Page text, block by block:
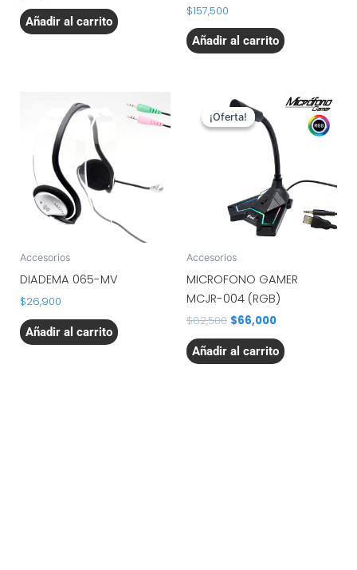
Añadir al carrito
$157,500
Añadir al carrito
Accesorios
DIADEMA 065-MV
$26,900
Añadir al carrito
¡Oferta!
¡Oferta!
Accesorios
MICROFONO GAMER
MCJR-004 (RGB)
$82,500
El
precio
original
$66,000
precio
actual
es:
$66,000.
Añadir al carrito